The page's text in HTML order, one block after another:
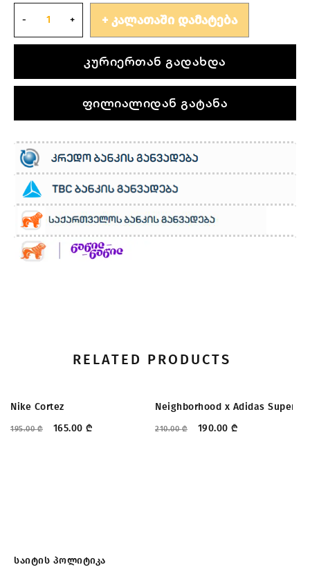
ᲙᲐᲚᲐᲗᲐᲨᲘ ᲓᲐᲛᲐᲢᲔᲑᲐ
კურიერთან გადახდა
ფილიალიდან გატანა
RELATED PRODUCTS
Nike Cortez
195.00₾ 165.00 ₾
Neighborhood x Adidas
210.00₾ 190.00 ₾
საიტის პოლიტიკა